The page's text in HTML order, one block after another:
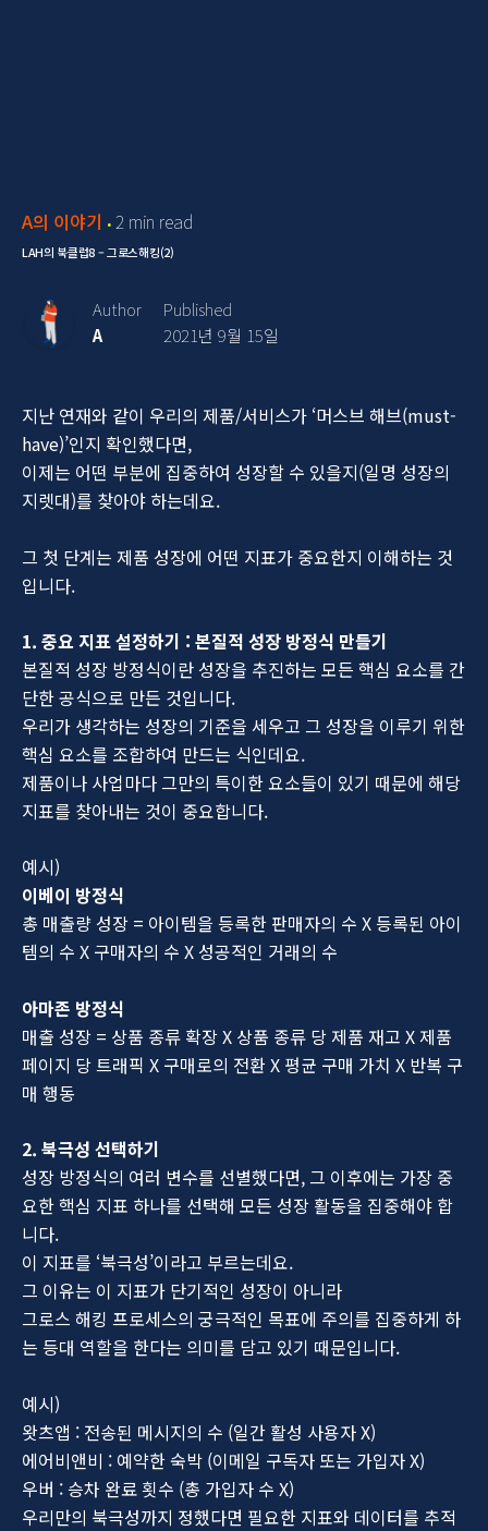
A의 이야기 2 min read
LAH의 북클럽8 – 그로스해킹(2)
Author
A
Published
2021년 9월 15일
지난 연재와 같이 우리의 제품/서비스가 ‘머스브 해브(must-
have)’인지 확인했다면,
이제는 어떤 부분에 집중하여 성장할 수 있을지(일명 성장의
지렛대)를 찾아야 하는데요.
그 첫 단계는 제품 성장에 어떤 지표가 중요한지 이해하는 것
입니다.
1. 중요 지표 설정하기 : 본질적 성장 방정식 만들기
본질적 성장 방정식이란 성장을 추진하는 모든 핵심 요소를 간
단한 공식으로 만든 것입니다.
우리가 생각하는 성장의 기준을 세우고 그 성장을 이루기 위한
핵심 요소를 조합하여 만드는 식인데요.
제품이나 사업마다 그만의 특이한 요소들이 있기 때문에 해당
지표를 찾아내는 것이 중요합니다.
예시)
이베이 방정식
총 매출량 성장 = 아이템을 등록한 판매자의 수 X 등록된 아이
템의 수 X 구매자의 수 X 성공적인 거래의 수
아마존 방정식
매출 성장 = 상품 종류 확장 X 상품 종류 당 제품 재고 X 제품
페이지 당 트래픽 X 구매로의 전환 X 평균 구매 가치 X 반복 구
매 행동
2. 북극성 선택하기
성장 방정식의 여러 변수를 선별했다면, 그 이후에는 가장 중
요한 핵심 지표 하나를 선택해 모든 성장 활동을 집중해야 합
니다.
이 지표를 ‘북극성’이라고 부르는데요.
그 이유는 이 지표가 단기적인 성장이 아니라
그로스 해킹 프로세스의 궁극적인 목표에 주의를 집중하게 하
는 등대 역할을 한다는 의미를 담고 있기 때문입니다.
예시)
왓츠앱 : 전송된 메시지의 수 (일간 활성 사용자 X)
에어비앤비 : 예약한 숙박 (이메일 구독자 또는 가입자 X)
우버 : 승차 완료 횟수 (총 가입자 수 X)
우리만의 북극성까지 정했다면 필요한 지표와 데이터를 추적